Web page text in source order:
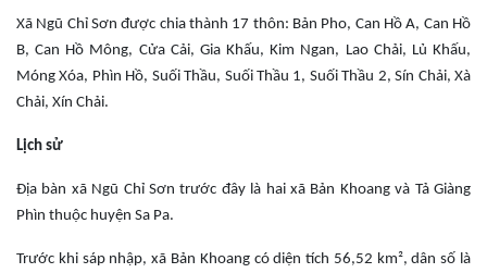
Xã Ngũ Chỉ Sơn được chia thành 17 thôn: Bản Pho, Can Hồ A, Can Hồ
B, Can Hồ Mông, Cửa Cải, Gia Khấu, Kim Ngan, Lao Chải, Lủ Khấu,
Móng Xóa, Phìn Hồ, Suối Thầu, Suối Thầu 1, Suối Thầu 2, Sín Chải, Xà
Chải, Xín Chải.
Lịch sử
Địa bàn xã Ngũ Chỉ Sơn trước đây là hai xã Bản Khoang và Tả Giàng
Phìn thuộc huyện Sa Pa.
Trước khi sáp nhập, xã Bản Khoang có diện tích 56,52 km², dân số là